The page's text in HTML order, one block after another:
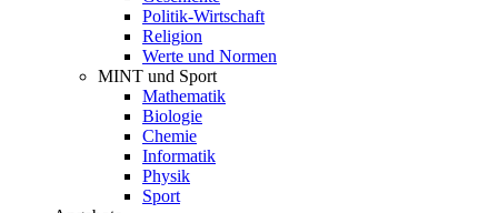
Politik-Wirtschaft
Religion
Werte und Normen
MINT und Sport
Mathematik
Biologie
Chemie
Informatik
Physik
Sport